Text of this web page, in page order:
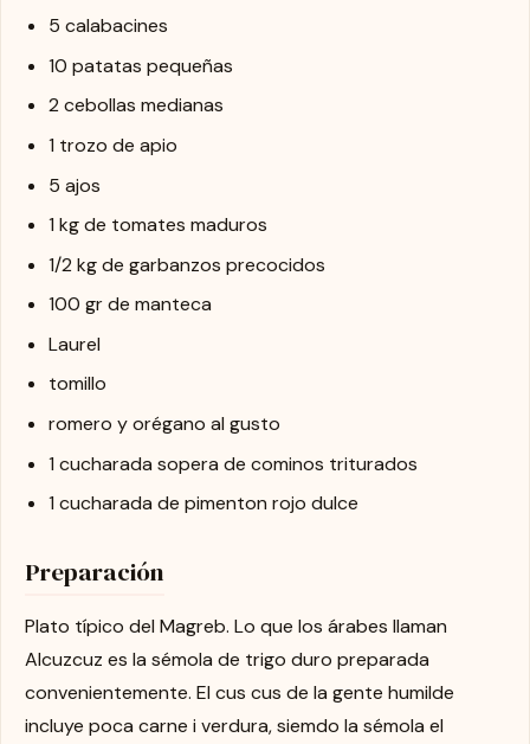
5 calabacines
10 patatas pequeñas
2 cebollas medianas
1 trozo de apio
5 ajos
1 kg de tomates maduros
1/2 kg de garbanzos precocidos
100 gr de manteca
Laurel
tomillo
romero y orégano al gusto
1 cucharada sopera de cominos triturados
1 cucharada de pimenton rojo dulce
Preparación
Plato típico del Magreb. Lo que los árabes llaman
Alcuzcuz es la sémola de trigo duro preparada
convenientemente. El cus cus de la gente humilde
incluye poca carne i verdura, siemdo la sémola el